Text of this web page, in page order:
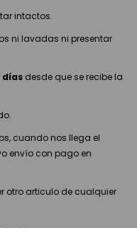
intactos.
ni lavadas ni presentar
días desde que se recibe la
cuando nos llega el
envío con pago en
otro articulo de cualquier